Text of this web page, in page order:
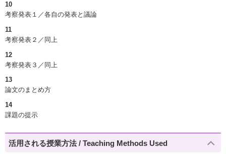
10
考察発表１／各自の発表と議論
11
考察発表２／同上
12
考察発表３／同上
13
論文のまとめ方
14
課題の提示
活用される授業方法 / Teaching Methods Used